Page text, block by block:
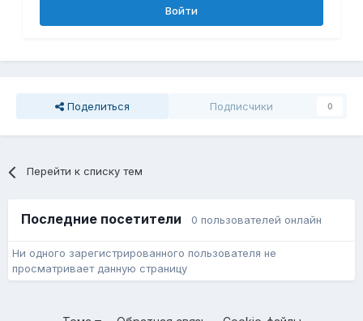
Войти
Поделиться Подписчики 0
Перейти к списку тем
Последние посетители 0 пользователей онлайн
Ни одного зарегистрированного пользователя не
просматривает данную страницу